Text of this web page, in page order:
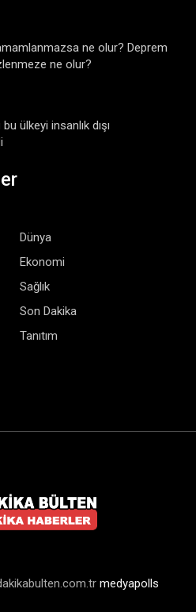
ne olur? Deprem
ne olur?
ülkeyi insanlık dışı
Dünya
Ekonomi
Sağlık
Son Dakika
Tanıtım
medyapolls